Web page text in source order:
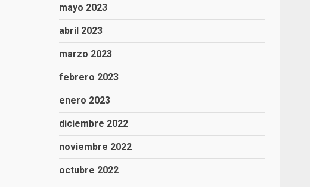
mayo 2023
abril 2023
marzo 2023
febrero 2023
enero 2023
diciembre 2022
noviembre 2022
octubre 2022